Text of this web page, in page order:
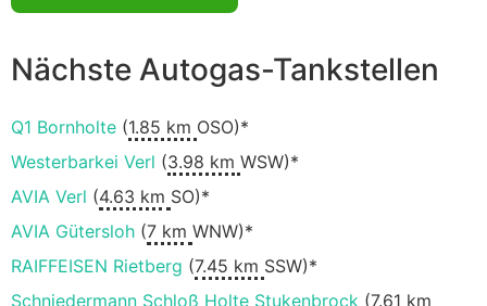
Nächste Autogas-Tankstellen
Q1 Bornholte (1.85 km OSO)*
Westerbarkei Verl (3.98 km WSW)*
AVIA Verl (4.63 km SO)*
AVIA Gütersloh (7 km WNW)*
RAIFFEISEN Rietberg (7.45 km SSW)*
Schniedermann Schloß Holte Stukenbrock (7.61 km